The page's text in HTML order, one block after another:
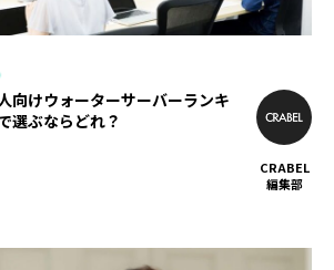
向けウォーターサーバーランキ
選ぶならどれ？
CRABEL
編集部
マッチングアプリ
マンション売却
メンズ脱毛
不動産査定